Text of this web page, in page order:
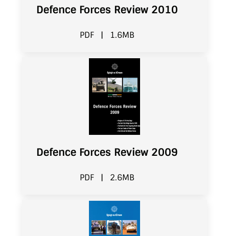
Defence Forces Review 2010
PDF | 1.6MB
Defence Forces Review 2009
PDF | 2.6MB